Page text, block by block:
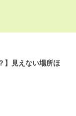
】見えない場所ほ